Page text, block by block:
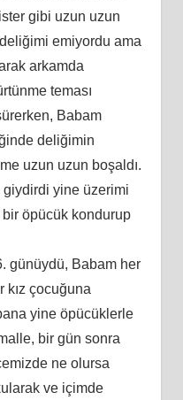
gibi uzun uzun
emiyordu ama
arkamda
teması
Babam
deliğimin
uzun uzun boşaldı.
yine üzerimi
öpücük kondurup
günüydü, Babam her
kız çocuğuna
yine öpücüklerle
bir gün sonra
ne olursa
ve içimde